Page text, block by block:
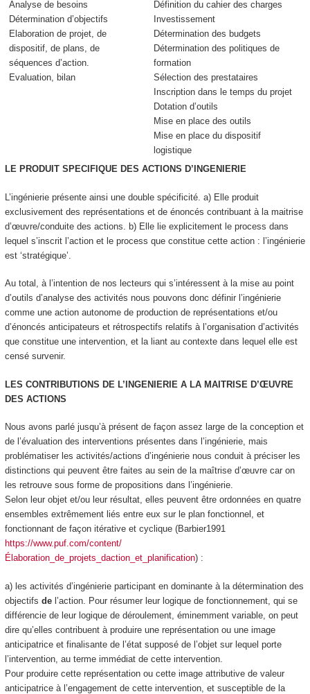
Analyse de besoins
Détermination d’objectifs
Elaboration de projet, de
dispositif, de plans, de
séquences d’action.
Evaluation, bilan
Définition du cahier des charges
Investissement
Détermination des budgets
Détermination des politiques de
formation
Sélection des prestataires
Inscription dans le temps du projet
Dotation d’outils
Mise en place des outils
Mise en place du dispositif
logistique
LE PRODUIT SPECIFIQUE DES ACTIONS D’INGENIERIE
L’ingénierie présente ainsi une double spécificité. a) Elle produit
exclusivement des représentations et de énoncés contribuant à la maitrise
d’œuvre/conduite des actions. b) Elle lie explicitement le process dans
lequel s’inscrit l’action et le process que constitue cette action : l’ingénierie
est ‘stratégique’.
Au total, à l’intention de nos lecteurs qui s’intéressent à la mise au point
d’outils d’analyse des activités nous pouvons donc définir l ’ingénierie
comme une action autonome de production de représentations et/ou
d’énoncés anticipateurs et rétrospectifs relatifs à l’organisation d’activités
que constitue une intervention, et la liant au contexte dans lequel elle est
censé survenir.
LES CONTRIBUTIONS DE L’INGENIERIE A LA MAITRISE D’ŒUVRE
DES ACTIONS
Nous avons parlé jusqu’à présent de façon assez large de la conception et
de l’évaluation des interventions présentes dans l’ingénierie, mais
problématiser les activités/actions d’ingénierie nous conduit à préciser les
distinctions qui peuvent être faites au sein de la maîtrise d’œuvre car on
les retrouve sous forme de propositions dans l’ingénierie.
Selon leur objet et/ou leur résultat, elles peuvent être ordonnées en quatre
ensembles extrêmement liés entre eux sur le plan fonctionnel, et
fonctionnant de façon itérative et cyclique (Barbier1991
https://www.puf.com/content/
Élaboration_de_projets_daction_et_planification) :
a) les activités d’ingénierie participant en dominante à la détermination des
objectifs del’action. Pour résumer leur logique de fonctionnement, qui se
différencie de leur logique de déroulement, éminemment variable, on peut
dire qu’elles contribuent à produire une représentation ou une image
anticipatrice et finalisante de l’état supposé de l’objet sur lequel porte
l’intervention, au terme immédiat de cette intervention.
Pour produire cette représentation ou cette image attributive de valeur
anticipatrice à l’engagement de cette intervention, et susceptible de la